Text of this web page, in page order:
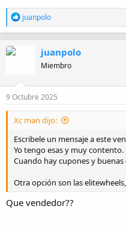
R
e
a
n
e
s
juanpolo
juanpolo
Miembro
9 Octubre 2025
Xc man dijo:
Escribele un mensaje a este
Yo tengo esas y muy contento.
Cuando hay cupones y
Otra opción son las
Que vendedor??